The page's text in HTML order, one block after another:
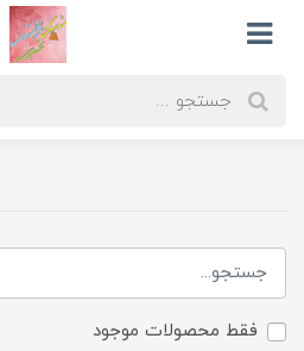
فقط محصولات موجود